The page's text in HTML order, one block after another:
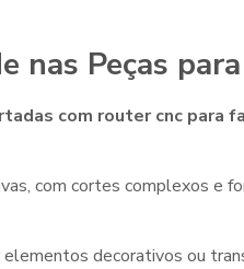
nas Peças
com router cnc para
com cortes complexos e
decorativos ou